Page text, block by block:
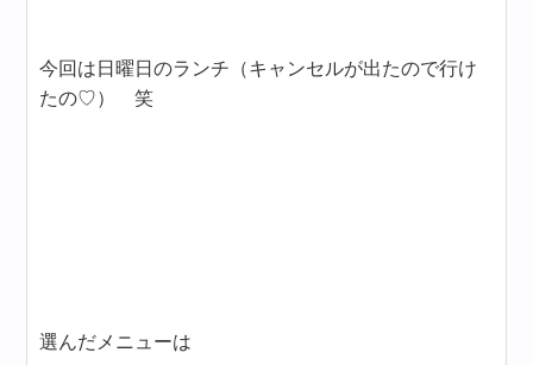
今回は日曜日のランチ（キャンセルが出たので行け
たの♡） 笑
選んだメニューは